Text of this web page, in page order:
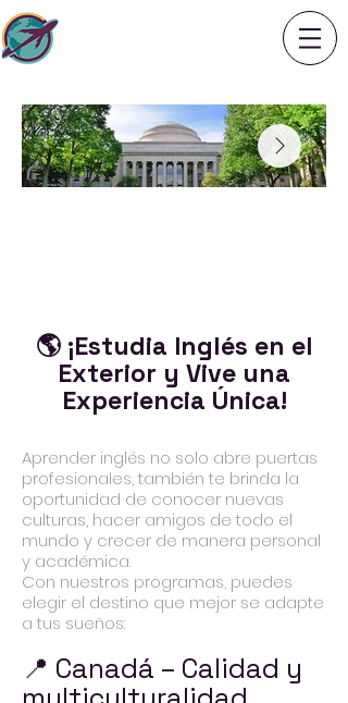
🌎 ¡Estudia Inglés en el
Exterior y Vive una
Experiencia Única!
Aprender inglés no solo abre puertas
profesionales, también te brinda la
oportunidad de conocer nuevas
culturas, hacer amigos de todo el
mundo y crecer de manera personal
y académica.
Con nuestros programas, puedes
elegir el destino que mejor se adapte
a tus sueños:
📍 Canadá – Calidad y